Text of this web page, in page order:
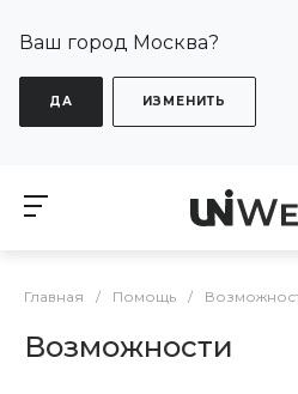
Ваш город Москва?
ДА ИЗМЕНИТЬ
Главная / Помощь /
Возможности